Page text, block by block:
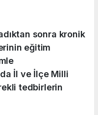
sonra kronik
eğitim
İl ve İlçe Milli
tedbirlerin